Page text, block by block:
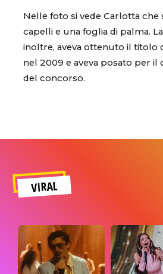
Nelle foto si vede Carlotta che
capelli e una foglia di palma.
inoltre, aveva ottenuto il titolo
nel 2009 e aveva posato per il
del concorso.
VIRAL